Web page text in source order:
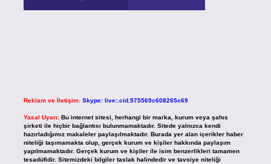
Reklam ve İletişim: Skype: live:.cid.575569c608265c69
Yasal Uyarı: Bu internet sitesi, herhangi bir marka, kurum veya şahıs
şirketi ile hiçbir bağlantısı bulunmamaktadır. Sitede yalnızca kendi
hazırladığımız makaleler paylaşılmaktadır. Burada yer alan içerikler haber
niteliği taşımamakta olup, gerçek kurum ve kişiler hakkında paylaşım
yapılmamaktadır. Gerçek kurum ve kişiler ile isim benzerlikleri tamamen
tesadüfidir. Sitemizdeki bilgiler taslak halindedir ve tavsiye niteliği